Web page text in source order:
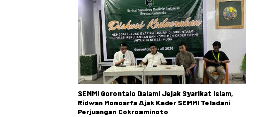
SEMMI Gorontalo Dalami Jejak Syarikat Islam,
Ridwan Monoarfa Ajak Kader SEMMI Teladani
Perjuangan Cokroaminoto